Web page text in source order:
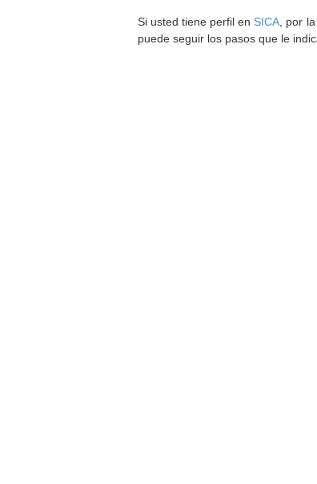
Si usted tiene perfil en SICA , por
puede seguir los pasos que le